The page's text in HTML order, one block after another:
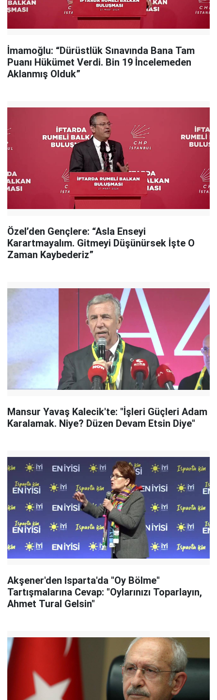
İmamoğlu: “Dürüstlük Sınavında Bana Tam
Puanı Hükümet Verdi. Bin 19 İncelemeden
Aklanmış Olduk”
Özel’den Gençlere: “Asla Enseyi
Karartmayalım. Gitmeyi Düşünürsek İşte O
Zaman Kaybederiz”
Mansur Yavaş Kalecik'te: "İşleri Güçleri Adam
Karalamak. Niye? Düzen Devam Etsin Diye"
Akşener'den Isparta'da "Oy Bölme"
Tartışmalarına Cevap: "Oylarınızı Toparlayın,
Ahmet Tural Gelsin"